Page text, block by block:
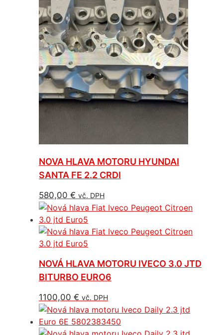
NOVA HLAVA MOTORU HYUNDAI
SANTA FE 2.2 CRDI
580,00 € vč. DPH
NOVÁ HLAVA MOTORU IVECO 3.0 JTD
BITURBO EURO6
1100,00 € vč. DPH